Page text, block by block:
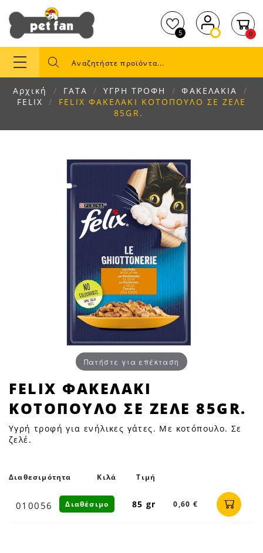
5 0
Αρχική ΓΑΤΑ ΥΓΡΗ ΤΡΟΦΗ
ΦΑΚΕΛΑΚΙΑ
FELIX
FELIX ΦΑΚΕΛΑΚΙ ΚΟΤΟΠΟΥΛΟ ΣΕ ΖΕΛΕ
85GR.
Πατήστε για επέκταση
FELIX
ΦΑΚΕΛΑΚΙ
ΚΟΤΟΠΟΥΛΟ
ΣΕ
ΖΕΛΕ
Petfan
FELIX ΦΑΚΕΛΑΚΙ
ΚΟΤΟΠΟΥΛΟ ΣΕ ΖΕΛΕ 85GR.
Υγρή τροφή για ενήλικες γάτες. Με κοτόπουλο. Σε
ζελέ.
Διαθεσιμότητα Κιλά Τιμή
010056 85 gr 0,60 €
Διαθέσιμο